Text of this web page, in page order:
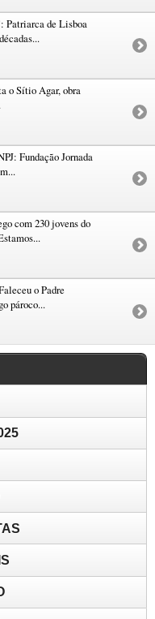
Patriarca de Lisboa
o Sítio Agar, obra
Fundação Jornada
com 230 jovens do
o Padre
pároco...